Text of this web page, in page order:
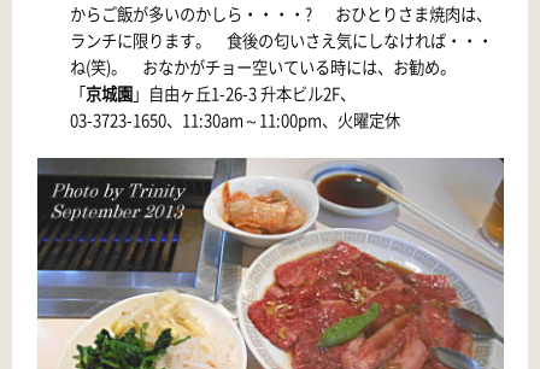
からご飯が多いのかしら・・・・ ?
おひとりさま焼肉は、
ランチに限ります。 食後の匂いさえ気にしなければ・・・
ね(笑)。 おなかがチョー空いている時には、お勧め。
「京城園」自由ヶ丘1-26-3升本ビル2F、
03-3723-1650、 11:30am～11:00pm、火曜定休